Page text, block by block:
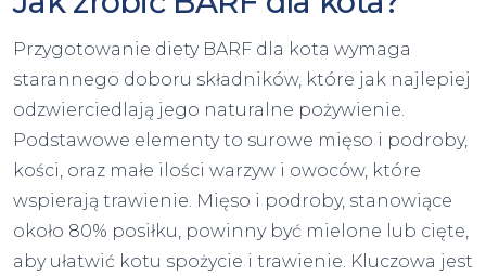
Przygotowanie diety BARF dla kota wymaga
starannego doboru składników, które jak najlepiej
odzwierciedlają jego naturalne pożywienie.
Podstawowe elementy to surowe mięso i podroby,
kości, oraz małe ilości warzyw i owoców, które
wspierają trawienie. Mięso i podroby, stanowiące
około 80% posiłku, powinny być mielone lub cięte,
aby ułatwić kotu spożycie i trawienie. Kluczowa jest